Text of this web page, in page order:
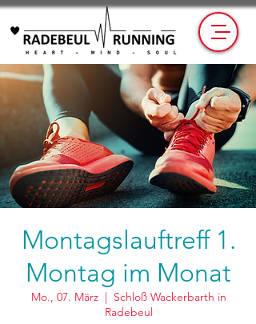
Montagslauftreff 1.
Montag im Monat
Mo., 07. März
  |
Schloß Wackerbarth in
Radebeul